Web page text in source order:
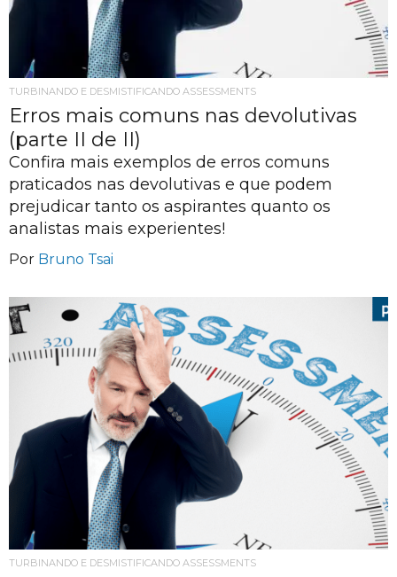
TURBINANDO E DESMISTIFICANDO ASSESSMENTS
Erros mais comuns nas devolutivas
(parte II de II)
Confira mais exemplos de erros comuns
praticados nas devolutivas e que podem
prejudicar tanto os aspirantes quanto os
analistas mais experientes!
Por Bruno Tsai
TURBINANDO E DESMISTIFICANDO ASSESSMENTS